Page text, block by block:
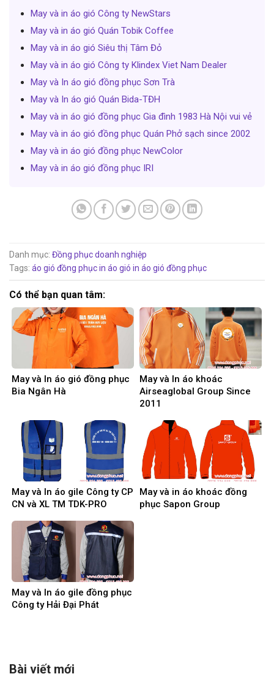
May và in áo gió Công ty NewStars
May và in áo gió Quán Tobik Coffee
May và in áo gió Siêu thị Tâm Đỏ
May và in áo gió Công ty Klindex Viet Nam Dealer
May và In áo gió đồng phục Sơn Trà
May và In áo gió Quán Bida-TĐH
May và in áo gió đồng phục Gia đình 1983 Hà Nội vui vẻ
May và in áo gió đồng phục Quán Phở sạch since 2002
May và in áo gió đồng phục NewColor
May và in áo gió đồng phục IRI
Danh mục: Đồng phục doanh nghiệp
Tags: áo gió đồng phụcin áo gió in áo gió đồng phục
Có thể bạn quan tâm:
May và In áo gió đồng phục
Bia Ngân Hà
May và In áo khoác
Airseaglobal Group Since
2011
May và In áo gile Công ty CP
CN và XL TM TDK-PRO
May và in áo khoác đồng
phục Sapon Group
May và In áo gile đồng phục
Công ty Hải Đại Phát
Bài viết mới